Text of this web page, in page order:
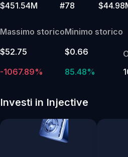
$451.54M
#78
Massimo storico
$52.75
-1067.89%
Minimo storico
$0.66
85.48%
Investi in Injective